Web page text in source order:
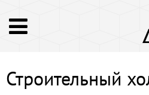
Строительный